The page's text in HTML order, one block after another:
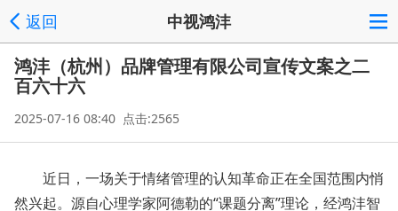
返回 中视鸿沣
鸿沣（杭州）品牌管理有限公司宣传文案之二
百六十六
2025-07-16 08:40 点击:2565
近日，一场关于情绪管理的认知革命正在全国范围内悄
然兴起。源自心理学家阿德勒的“课题分离”理论，经鸿沣智